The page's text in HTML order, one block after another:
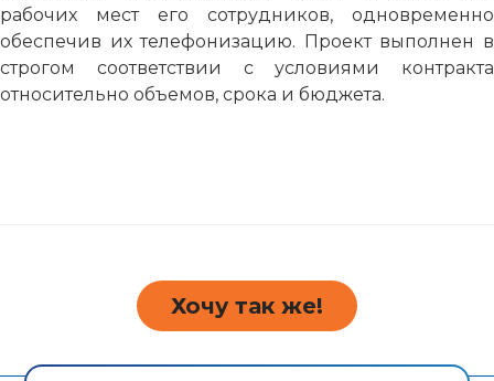
рабочих мест его сотрудников, одновременно
обеспечив их телефонизацию. Проект выполнен в
строгом соответствии с условиями контракта
относительно объемов, срока и бюджета.
Хочу так же!